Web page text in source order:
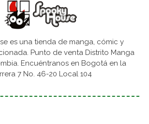
es una tienda de manga, cómic y
Punto de venta Distrito Manga
Encuéntranos en Bogotá en la
7 No. 46-20 Local 104